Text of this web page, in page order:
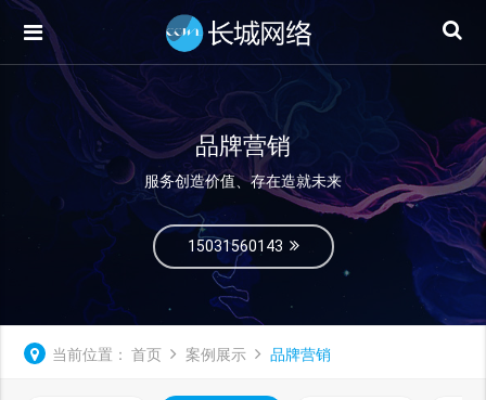
品牌营销
服务创造价值、存在造就未来
15031560143
当前位置： 首页 案例展示 品牌营销